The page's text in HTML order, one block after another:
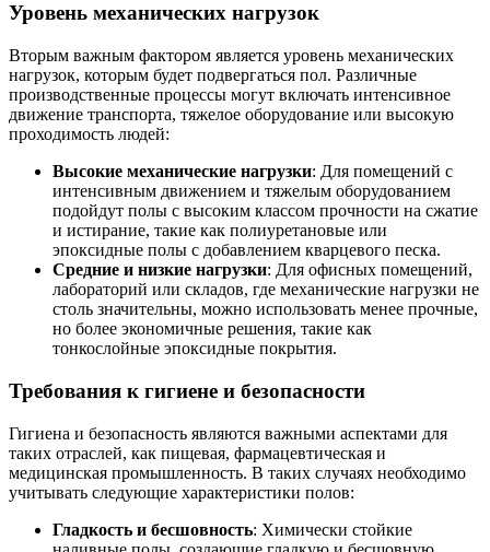
Уровень механических нагрузок
Вторым важным фактором является уровень механических
нагрузок, которым будет подвергаться пол. Различные
производственные процессы могут включать интенсивное
движение транспорта, тяжелое оборудование или высокую
проходимость людей:
Высокие механические нагрузки: Для помещений с
интенсивным движением и тяжелым оборудованием
подойдут полы с высоким классом прочности на сжатие
и истирание, такие как полиуретановые или
эпоксидные полы с добавлением кварцевого песка.
Средние и низкие нагрузки: Для офисных помещений,
лабораторий или складов, где механические нагрузки не
столь значительны, можно использовать менее прочные,
но более экономичные решения, такие как
тонкослойные эпоксидные покрытия.
Требования к гигиене и безопасности
Гигиена и безопасность являются важными аспектами для
таких отраслей, как пищевая, фармацевтическая и
медицинская промышленность. В таких случаях необходимо
учитывать следующие характеристики полов:
Гладкость и бесшовность: Химически стойкие